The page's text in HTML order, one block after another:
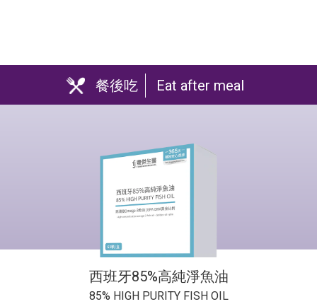
餐後吃 Eat after meal
西班牙85%高純淨魚油
85% HIGH PURITY FISH OIL